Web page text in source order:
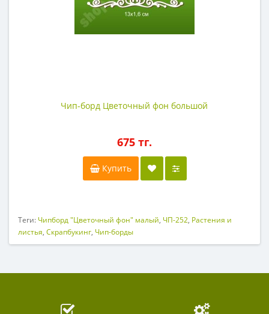
Чип-борд Цветочный фон большой
675 тг.
Купить
Теги: Чипборд "Цветочный фон" малый, ЧП-252, Растения и
листья, Скрапбукинг, Чип-борды